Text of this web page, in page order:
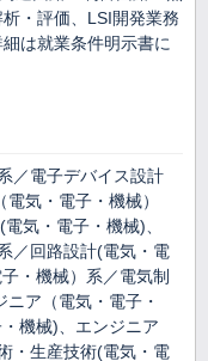
・評価、LSI開発業務
は就業条件明示書に
／電子デバイス設計
気・電子・機械）
気・電子・機械)、
／回路設計(電気・電
・機械）系／電気制
ア（電気・電子・
機械)、エンジニア
・生産技術(電気・電